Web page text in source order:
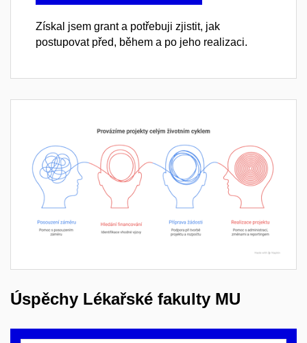
Získal jsem grant a potřebuji zjistit, jak
postupovat před, během a po jeho realizaci.
Úspěchy Lékařské fakulty MU